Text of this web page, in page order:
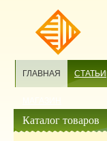
ГЛАВНАЯ СТАТЬИ
Каталог товаров